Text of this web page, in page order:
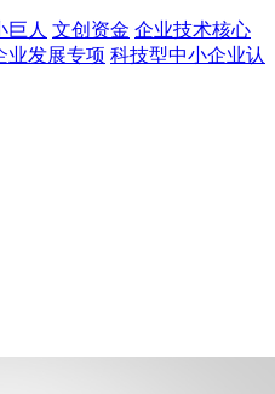
巨人 文创资金 企业技术核心
业发展专项 科技型中小企业认